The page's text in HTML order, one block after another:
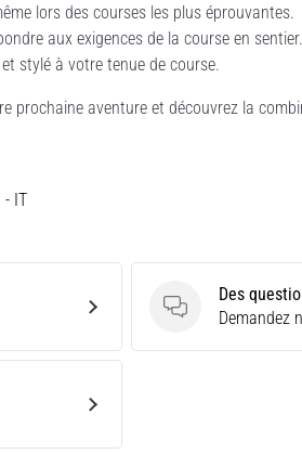
lors des courses les plus éprouvantes.
aux exigences de la course en sentier.
stylé à votre tenue de course.
prochaine aventure et découvrez la
- IT
Des questions
Des
Demandez